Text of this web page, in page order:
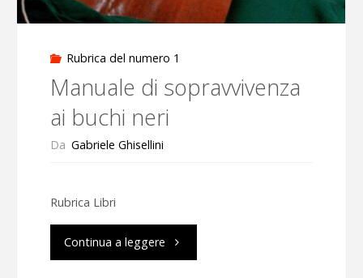
Rubrica del numero 1
Manuale di sopravvivenza
ai buchi neri
Da Gabriele Ghisellini
Rubrica Libri
Continua a leggere"Manuale